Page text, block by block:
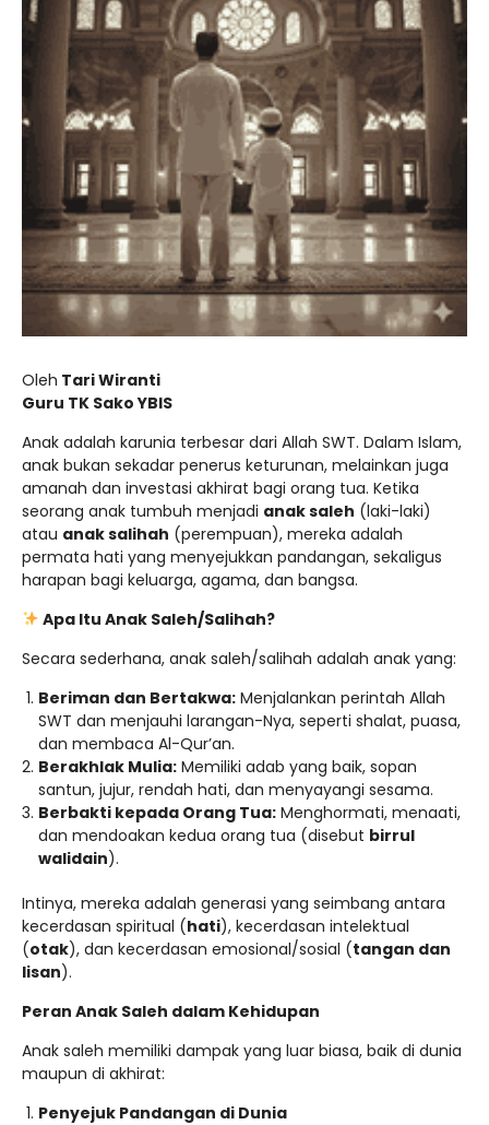
Oleh Tari Wiranti
Guru TK Sako YBIS
Anak adalah karunia terbesar dari Allah SWT. Dalam Islam,
anak bukan sekadar penerus keturunan, melainkan juga
amanah dan investasi akhirat bagi orang tua. Ketika
seorang anak tumbuh menjadi anak saleh (laki-laki)
atau anak salihah (perempuan), mereka adalah
permata hati yang menyejukkan pandangan, sekaligus
harapan bagi keluarga, agama, dan bangsa.
Apa Itu Anak Saleh/Salihah?
Secara sederhana, anak saleh/salihah adalah anak yang:
Beriman dan Bertakwa: Menjalankan perintah Allah
SWT dan menjauhi larangan-Nya, seperti shalat, puasa,
dan membaca Al-Qur’an.
Berakhlak Mulia: Memiliki adab yang baik, sopan
santun, jujur, rendah hati, dan menyayangi sesama.
Berbakti kepada Orang Tua: Menghormati, menaati,
dan mendoakan kedua orang tua (disebut birrul
walidain).
Intinya, mereka adalah generasi yang seimbang antara
kecerdasan spiritual (hati), kecerdasan intelektual
(otak), dan kecerdasan emosional/sosial (tangan dan
lisan).
Peran Anak Saleh dalam Kehidupan
Anak saleh memiliki dampak yang luar biasa, baik di dunia
maupun di akhirat:
Penyejuk Pandangan di Dunia